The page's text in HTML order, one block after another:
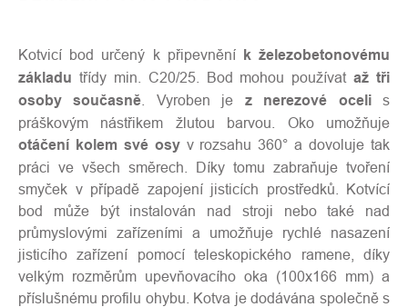
Kotvicí bod určený k připevnění k železobetonovému
základu třídy min. C20/25. Bod mohou používataž tři
osoby současně . Vyroben je z nerezové ocelis
práškovým nástřikem žlutou barvou. Oko umožňuje
otáčení kolem své osyv rozsahu 360° a dovoluje tak
práci ve všech směrech. Díky tomu zabraňuje tvoření
smyček v případě zapojení jisticích prostředků. Kotvící
bod může být instalován nad stroji nebo také nad
průmyslovými zařízeními a umožňuje rychlé nasazení
jisticího zařízení pomocí teleskopického ramene, díky
velkým rozměrům upevňovacího oka (100x166 mm) a
příslušnému profilu ohybu. Kotva je dodávána společně s